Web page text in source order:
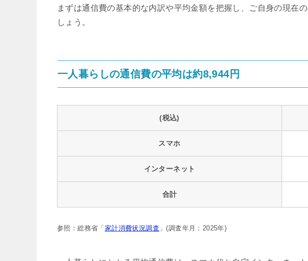
まずは通信費の基本的な内訳や平均金額を把握し、ご自身の現在
しょう。
一人暮らしの通信費の平均は約8,944円
(税込)
スマホ
インターネット
合計
参照：総務省「 家計消費状況調査 」(調査年月：2025年)